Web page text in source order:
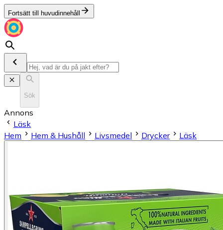
Fortsätt till huvudinnehåll
Sök
Annons
Läsk
Hem
Hem & Hushåll Livsmedel Drycker Läsk